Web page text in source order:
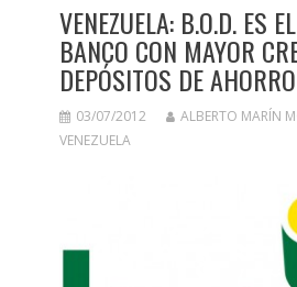
VENEZUELA: B.O.D. ES
BANCO CON MAYOR
DEPÓSITOS DE AHORRO
03/07/2012 ALBERTO MARÍN
VENEZUELA